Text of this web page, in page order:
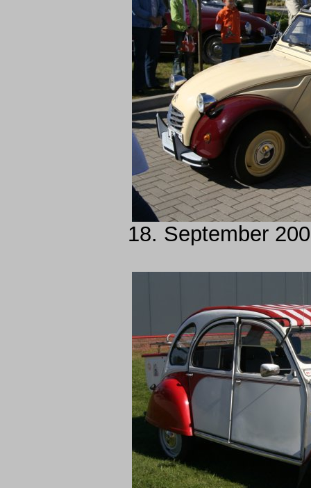
18. September